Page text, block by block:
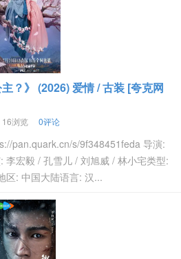
？》 (2026) 爱情 / 古装 [夸克网
16浏览 0评论
pan.quark.cn/s/9f348451feda 导演:
李宏毅 / 孔雪儿 / 刘旭威 / 林小宅类型:
区: 中国大陆语言: 汉...